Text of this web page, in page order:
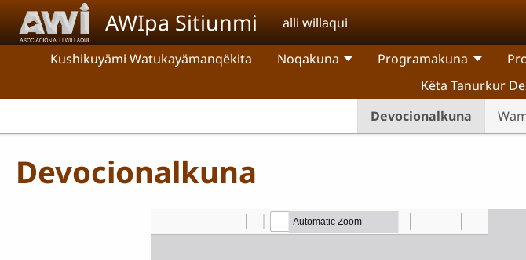
Pasar al contenido principal
AWIpa Sitiunmi alli willaqui
Kushikuyämi Watukayämanqëkita Noqakuna Programakuna
Devocionalkuna
Këta Tanurkur
Devocionalkuna